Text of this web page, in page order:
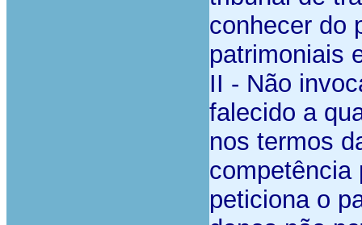
conhecer do
patrimoniais
II - Não
falecido a
nos termos
competência
peticiona o